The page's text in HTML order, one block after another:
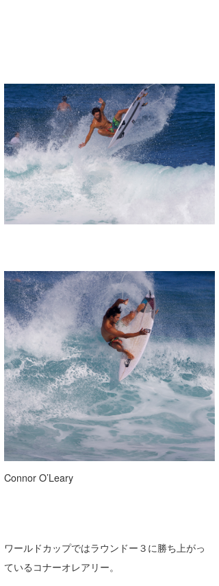
Connor O’Leary
ワールドカップではラウンドー３に勝ち上がっ
ているコナーオレアリー。